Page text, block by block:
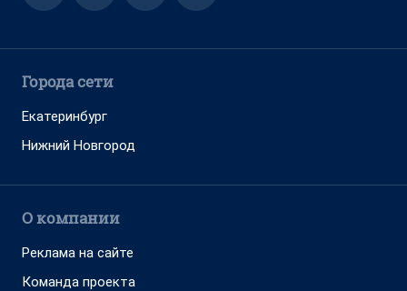
Города сети
Екатеринбург
Нижний Новгород
О компании
Реклама на сайте
Команда проекта